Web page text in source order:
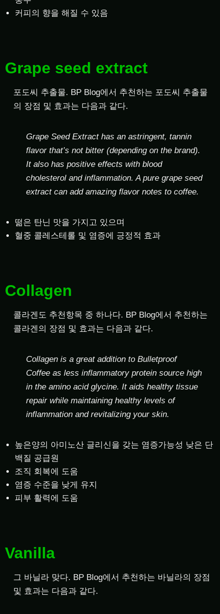
커피의 향을 해질 수 있음
Grape seed extract
포도씨 추출물. BP Blog에서 추천하는 포도씨 추출물
의 장점 및 효과는 다음과 같다.
Grape Seed Extract has an astringent, tannin
flavor that’s not bitter (depending on the brand).
It also has positive effects with blood
cholesterol and inflammation. A pure grape seed
extract can add amazing flavor notes to coffee.
떪은 탄닌 맛을 가지고 있으며
혈중 콜레스테롤 및 염증에 긍정적 효과
Collagen
콜라겐도 추천항목 중 하나다. BP Blog에서 추천하는
콜라겐의 장점 및 효과는 다음과 같다.
Collagen is a great addition to Bulletproof
Coffee as less inflammatory protein source high
in the amino acid glycine. It aids healthy tissue
repair while maintaining healthy levels of
inflammation and revitalizing your skin.
높은양의 아미노산 글리신을 갖는 염증가능성 낮은 단
백질 공급원
조직 회복에 도움
염증 수준을 낮게 유지
피부 활력에 도움
Vanilla
그 바닐라 맞다. BP Blog에서 추천하는 바닐라의 장점
및 효과는 다음과 같다.